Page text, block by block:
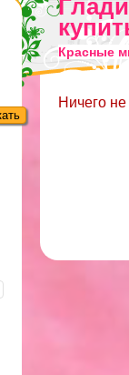
Красные
Ничего